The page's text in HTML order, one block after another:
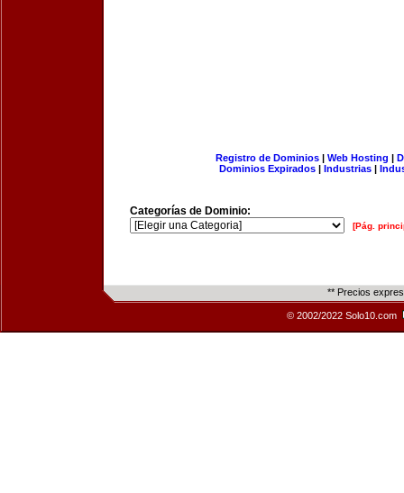
Registro de Dominios| Web Hosting |
Dominios Expirados | Industrias |
Categorías de Dominio:
[Pág.
** Precios
© 2002/2022 Solo10.com